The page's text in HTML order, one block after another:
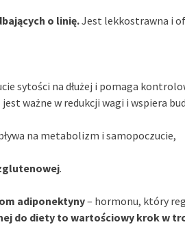
o linię.Jest lekkostrawna i
sytości na dłużej i pomaga
ważne w redukcji wagi i wspiera
na metabolizm i samopoczucie,
.
adiponektyny– hormonu, który
do diety to wartościowy krok w